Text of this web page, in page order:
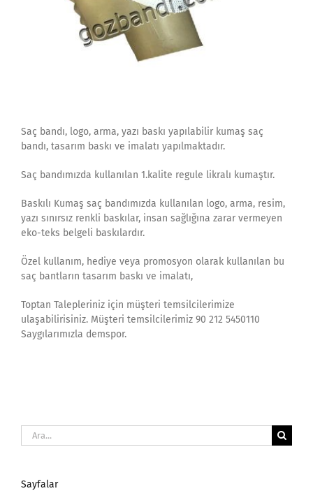
Saç bandı, logo, arma, yazı baskı yapılabilir kumaş saç
bandı, tasarım baskı ve imalatı yapılmaktadır.
Saç bandımızda kullanılan 1.kalite regule likralı kumaştır.
Baskılı Kumaş saç bandımızda kullanılan logo, arma, resim,
yazı sınırsız renkli baskılar, insan sağlığına zarar vermeyen
eko-teks belgeli baskılardır.
Özel kullanım, hediye veya promosyon olarak kullanılan bu
saç bantların tasarım baskı ve imalatı,
Toptan Talepleriniz için müşteri temsilcilerimize
ulaşabilirisiniz. Müşteri temsilcilerimiz 90 212 5450110
Saygılarımızla demspor.
Ara:
Sayfalar